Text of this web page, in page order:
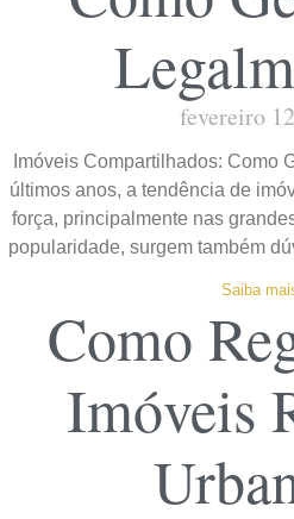
fevereiro
Imóveis Compartilhados: Como
últimos anos, a tendência de
força, principalmente nas
popularidade, surgem também
Saiba
Como
Imóveis